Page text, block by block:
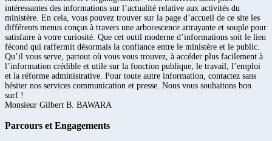
intéressantes des informations sur l’actualité relative aux activités du
ministère. En cela, vous pouvez trouver sur la page d’accueil de ce site les
différents menus conçus à travers une arborescence attrayante et souple pour
satisfaire à votre curiosité. Que cet outil moderne d’informations soit le lien
fécond qui raffermit désormais la confiance entre le ministère et le public.
Qu’il vous serve, partout où vous vous trouvez, à accéder plus facilement à
l’information crédible et utile sur la fonction publique, le travail, l’emploi
et la réforme administrative. Pour toute autre information, contactez sans
hésiter nos services communication et presse. Nous vous souhaitons bon
surf !
Monsieur Gilbert B. BAWARA
Parcours et Engagements